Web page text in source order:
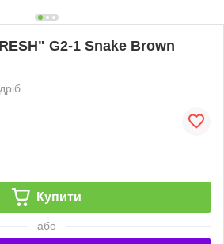
G2-1 Snake Brown
Купити
або